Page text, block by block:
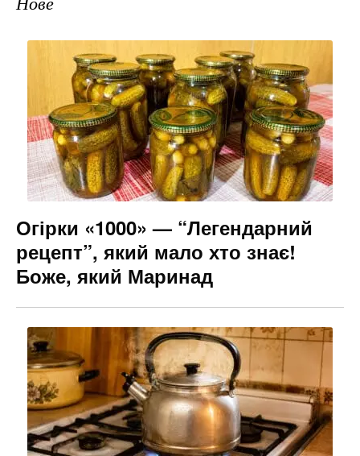
Огірки «1000» — “Легендарний
рецепт”, який мало хто знає!
Боже, який Маринад